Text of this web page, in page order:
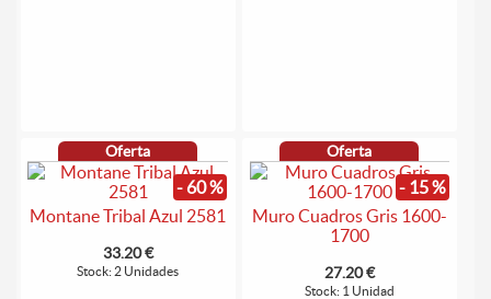
Oferta
- 60 %
Montane Tribal Azul 2581
33.20 €
Stock: 2 Unidades
Oferta
- 15 %
Muro Cuadros Gris 1600-
1700
27.20 €
Stock: 1 Unidad